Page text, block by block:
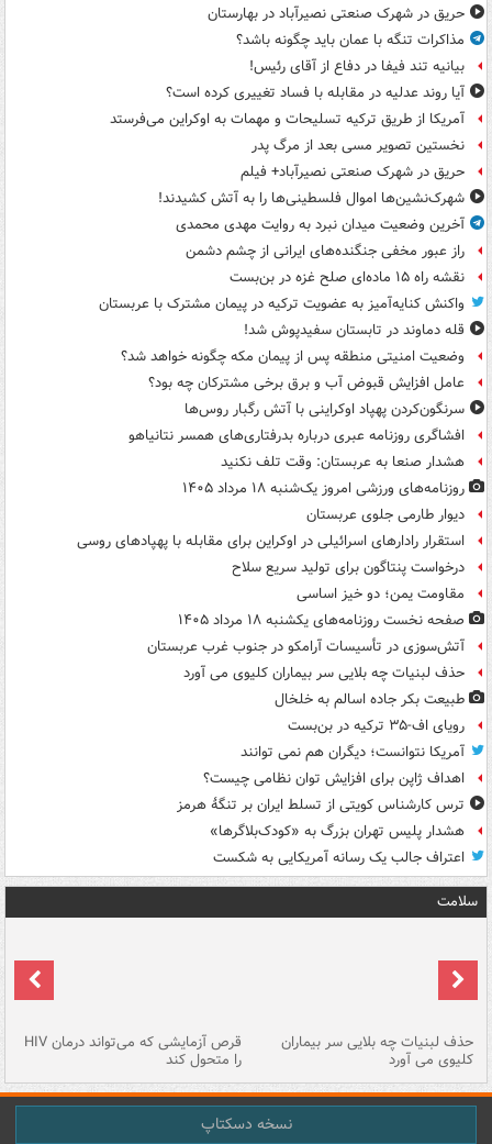
حریق در شهرک صنعتی نصیرآباد در بهارستان
مذاکرات تنگه با عمان باید چگونه باشد؟
بیانیه تند فیفا در دفاع از آقای رئیس!
آیا روند عدلیه در مقابله با فساد تغییری کرده است؟
آمریکا از طریق ترکیه تسلیحات و مهمات به اوکراین می‌فرستد
نخستین تصویر مسی بعد از مرگ پدر
حریق در شهرک صنعتی نصیرآباد+ فیلم
شهرک‌نشین‌ها اموال فلسطینی‌ها را به آتش کشیدند!
آخرین وضعیت میدان نبرد به روایت مهدی محمدی
راز عبور مخفی جنگنده‌های ایرانی از چشم دشمن
نقشه راه ۱۵ ماده‌ای صلح غزه در بن‌بست
واکنش کنایه‌آمیز به عضویت ترکیه در پیمان مشترک با عربستان
قله دماوند در تابستان سفیدپوش شد!
وضعیت امنیتی منطقه پس از پیمان مکه چگونه خواهد شد؟
عامل افزایش قبوض آب و برق برخی مشترکان چه بود؟
سرنگون‌کردن پهپاد اوکراینی با آتش رگبار روس‌ها
افشاگری روزنامه عبری درباره بدرفتاری‌های همسر نتانیاهو
هشدار صنعا به عربستان: وقت تلف نکنید
روزنامه‌های ورزشی امروز یک‌شنبه ۱۸ مرداد ۱۴۰۵
دیوار طارمی جلوی عربستان
استقرار رادارهای اسرائیلی در اوکراین برای مقابله با پهپادهای روسی
درخواست پنتاگون برای تولید سریع سلاح
مقاومت یمن؛ دو خیز اساسی
صفحه نخست روزنامه‌های یکشنبه ۱۸ مرداد ۱۴۰۵
آتش‌سوزی در تأسیسات آرامکو در جنوب غرب عربستان
حذف لبنیات چه بلایی سر بیماران کلیوی می آورد
طبیعت بکر جاده اسالم به خلخال
رویای اف-۳۵ ترکیه در بن‌بست
آمریکا نتوانست؛ دیگران هم نمی توانند
اهداف ژاپن برای افزایش توان نظامی چیست؟
ترس کارشناس کویتی از تسلط ایران بر تنگۀ هرمز
هشدار پلیس تهران بزرگ به «کودک‌بلاگرها»
اعتراف جالب یک رسانه آمریکایی به شکست
سلامت
حذف لبنیات چه بلایی سر بیماران
کلیوی می آورد
قرص آزمایشی که می‌تواند درمان HIV
را متحول کند
نسخه دسکتاپ